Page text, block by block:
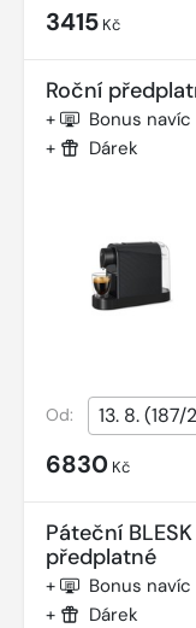
3415 Kč
Roční
+ Bonus
+ Dárek
Od:
6830 Kč
Páteční
předplatné
+ Bonus
+ Dárek